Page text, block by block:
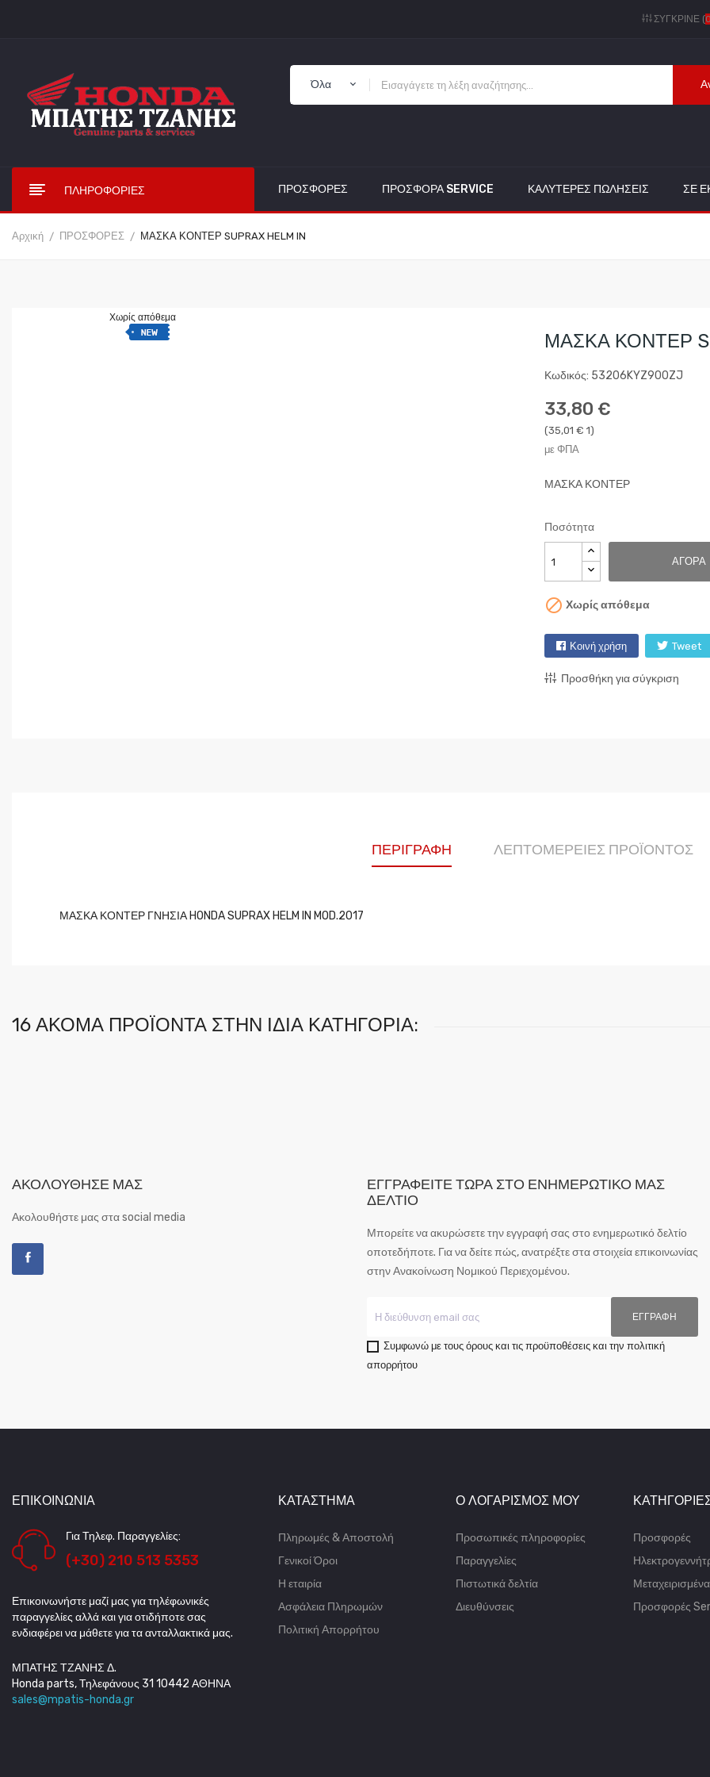
ΣΎΓΚΡΙΝΕ (0
ΠΛΗΡΟΦΟΡΊΕΣ ΠΡΟΣΦΟΡΈΣ ΠΡΟΣΦΟΡΑ SERVICE ΚΑΛΎΤΕΡΕΣ ΠΩΛΉΣΕΙΣ ΣΕ
Αρχική ΠΡΟΣΦΟΡΕΣ ΜΑΣΚΑ ΚΟΝΤΕΡ SUPRAX HELM IN
Χωρίς απόθεμα
ΜΑΣΚΑ ΚΟΝΤΕΡ
Κωδικός: 53206KYZ900ZJ
33,80 €
(35,01 € 1)
με ΦΠΑ
ΜΑΣΚΑ ΚΟΝΤΕΡ
Ποσότητα
ΑΓΟΡΆ
 Χωρίς απόθεμα
Κοινή χρήση Tweet
Προσθήκη για σύγκριση
ΠΕΡΙΓΡΑΦΉ ΛΕΠΤΟΜΈΡΕΙΕΣ ΠΡΟΪΌΝΤΟΣ
ΜΑΣΚΑ ΚΟΝΤΕΡ ΓΝΗΣΙΑ HONDA SUPRAX HELM IN MOD.2017
16 ΑΚΌΜΑ ΠΡΟΪΌΝΤΑ ΣΤΗΝ ΊΔΙΑ ΚΑΤΗΓΟΡΊΑ:
ΑΚΟΛΟΎΘΗΣΕ ΜΑΣ
Ακολουθήστε μας στα social media
ΕΓΓΡΑΦΕΊΤΕ ΤΏΡΑ ΣΤΟ ΕΝΗΜΕΡΩΤΙΚΌ ΜΑΣ
ΔΕΛΤΊΟ
Μπορείτε να ακυρώσετε την εγγραφή σας στο ενημερωτικό δελτίο
οποτεδήποτε. Για να δείτε πώς, ανατρέξτε στα στοιχεία επικοινωνίας
στην Ανακοίνωση Νομικού Περιεχομένου.
Συμφωνώ με τους όρους και τις προϋποθέσεις και την πολιτική
απορρήτου
ΕΠΙΚΟΙΝΩΝΊΑ
Για Τηλεφ. Παραγγελίες:
(+30) 210 513 5353
Επικοινωνήστε μαζί μας για τηλέφωνικές
παραγγελίες αλλά και για οτιδήποτε σας
ενδιαφέρει να μάθετε για τα ανταλλακτικά μας.
ΜΠΑΤΗΣ ΤΖΑΝΗΣ Δ.
Honda parts, Τηλεφάνους 31 10442 ΑΘΗΝΑ
sales@mpatis-honda.gr
ΚΑΤΆΣΤΗΜΑ
Πληρωμές & Αποστολή
Γενικοί Όροι
Η εταιρία
Ασφάλεια Πληρωμών
Πολιτική Απορρήτου
Ο ΛΟΓΑΡΙΣΜΌΣ ΜΟΥ
Προσωπικές πληροφορίες
Παραγγελίες
Πιστωτικά δελτία
Διευθύνσεις
Προσφορές
Μεταχειρισμένα
Προσφορές